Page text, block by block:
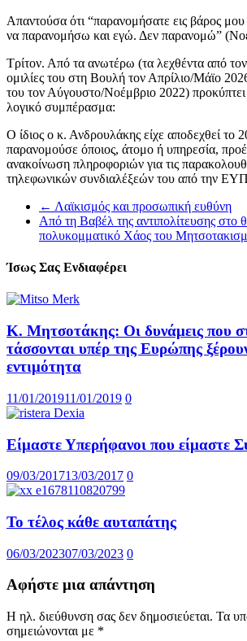
Απαντούσα ότι “παρανομήσατε εις βάρος
να παρανομήσω και εγώ. Δεν παρανομώ”
Τρίτον. Από τα ανωτέρω (τα λεχθέντα από
ομιλίες του στη Βουλή τον Απρίλιο/Μάϊο
του τον Αύγουστο/Νοέμβριο 2022) προκύπτει
λογικό συμπέρασμα:
Ο ίδιος ο κ. Ανδρουλάκης είχε αποδεχθεί το
παρανομούσε όποιος, άτομο ή υπηρεσία,
ανακοίνωση πληροφοριών για τις
τηλεφωνικών συνδιαλέξεών του από την
← Λαϊκισμός και προσωπική ευθύνη
Από τη Βαβέλ της αντιπολίτευσης στο
πολυκομματικό Χάος του
Ίσως Σας Ενδιαφέρει
Κ. Μητσοτάκης: Οι δυνάμεις που
τάσσονται υπέρ της Ευρώπης
εντιμότητα
11/01/201911/01/2019 0
Είμαστε Υπερήφανοι που είμαστε
09/03/201713/03/2017 0
Το τέλος κάθε αυταπάτης
06/03/202307/03/2023 0
Αφήστε μια απάντηση
Η ηλ. διεύθυνση σας δεν δημοσιεύεται. Τα
σημειώνονται με *